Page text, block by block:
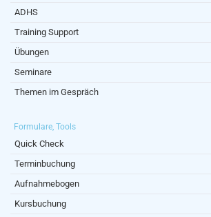
ADHS
Training Support
Übungen
Seminare
Themen im Gespräch
Formulare, Tools
Quick Check
Terminbuchung
Aufnahmebogen
Kursbuchung